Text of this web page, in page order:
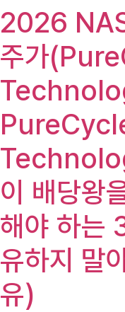
2026
주가
이 배당왕
해야 하는
유하지 말
유)